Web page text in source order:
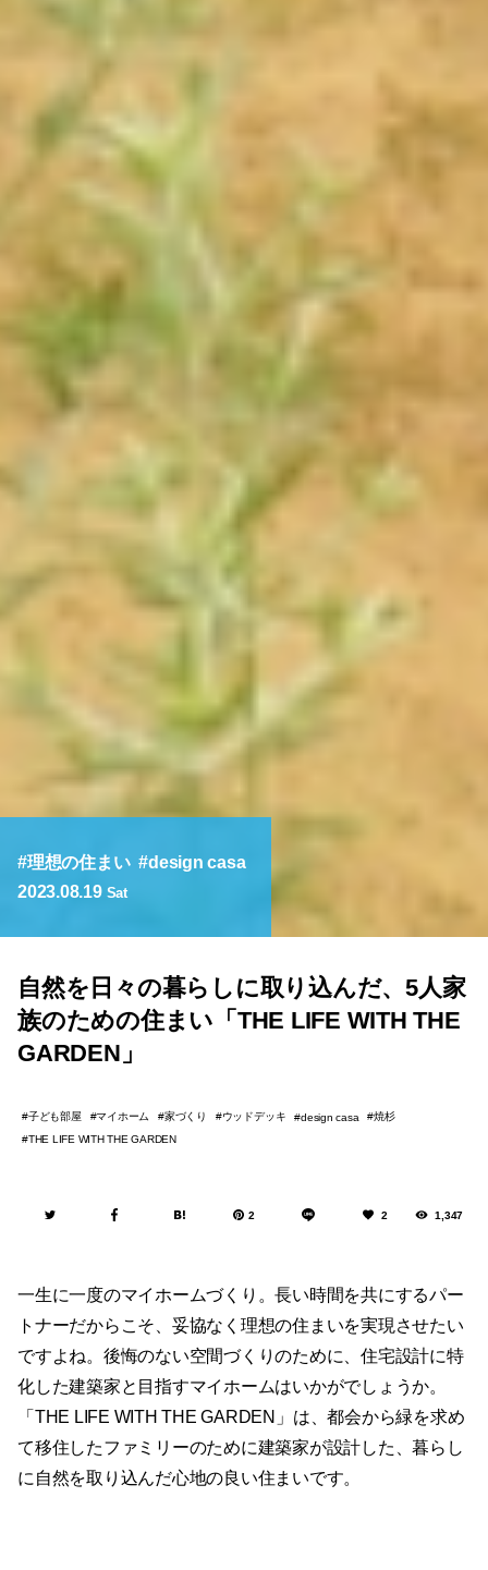
理想の住まい
design casa
2023.08.19 Sat
自然を日々の暮らしに取り込んだ、5人家
族のための住まい「THE LIFE WITH THE
GARDEN」
子ども部屋 マイホーム 家づくり ウッドデッキ design casa
焼杉
THE LIFE WITH THE GARDEN
2 2 1,347
一生に一度のマイホームづくり。長い時間を共にするパー
トナーだからこそ、妥協なく理想の住まいを実現させたい
ですよね。後悔のない空間づくりのために、住宅設計に特
化した建築家と目指すマイホームはいかがでしょうか。
「THE LIFE WITH THE GARDEN」は、都会から緑を求め
て移住したファミリーのために建築家が設計した、暮らし
に自然を取り込んだ心地の良い住まいです。